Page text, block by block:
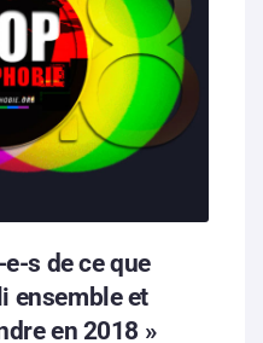
s de ce que
ensemble et
en 2018 »